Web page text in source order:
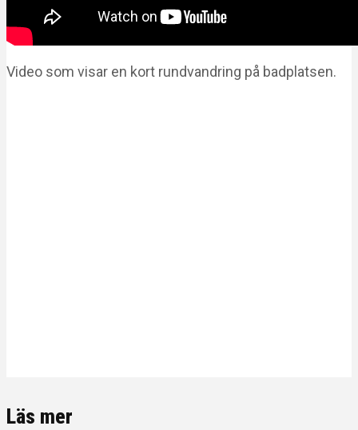
Video som visar en kort rundvandring på badplatsen.
Läs mer